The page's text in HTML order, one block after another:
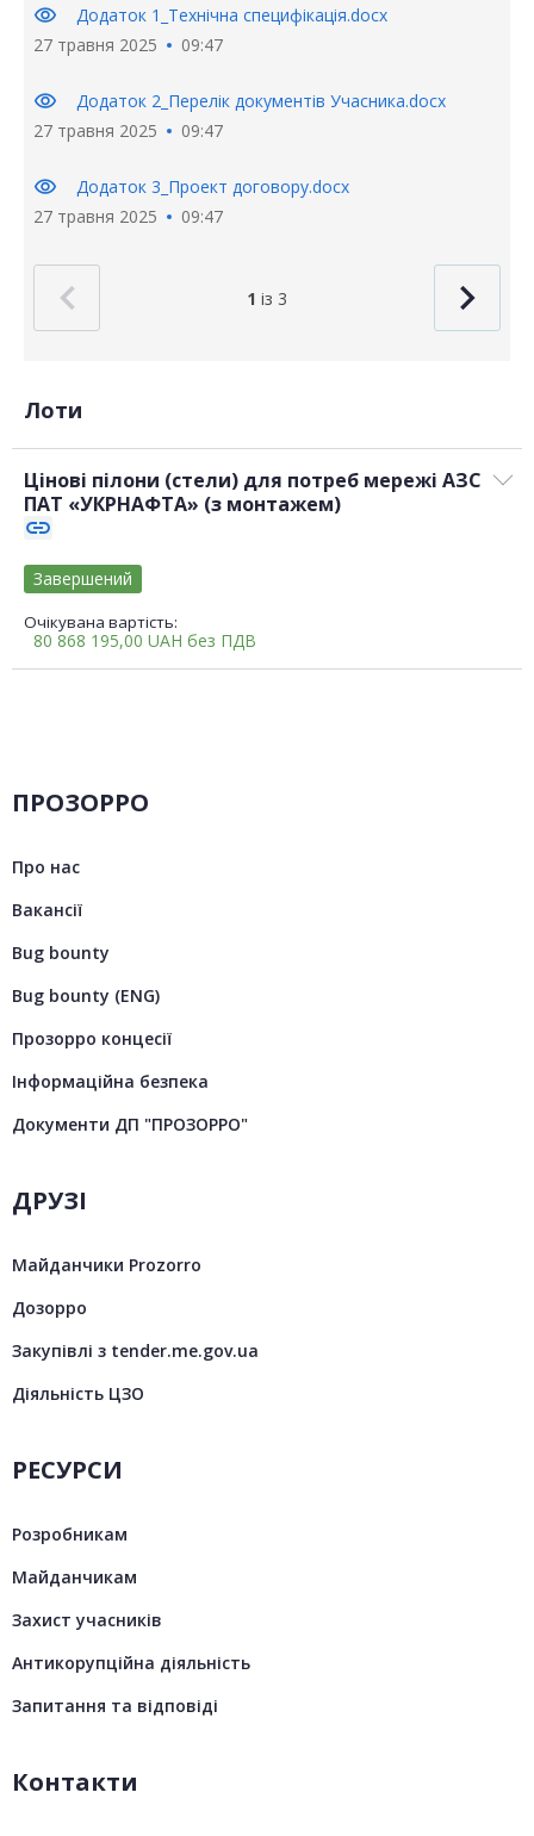
visibility
Додаток 1_Технічна специфікація.docx
27 травня 2025
09:47
visibility
Додаток 2_Перелік документів Учасника.docx
27 травня 2025
09:47
visibility
Додаток 3_Проект договору.docx
27 травня 2025
09:47
1 із 3
Лоти
Цінові пілони (стели) для потреб мережі АЗС
ПАТ «УКРНАФТА» (з монтажем)
link
Очікувана вартість:
80 868 195,00 UAH без ПДВ
Завершений
ПРОЗОРРО
Про нас
Вакансії
Bug bounty
Bug bounty (ENG)
Прозорро концесії
Інформаційна безпека
Документи ДП "ПРОЗОРРО"
ДРУЗІ
Майданчики Prozorro
Дозорро
Закупівлі з tender.me.gov.ua
Діяльність ЦЗО
РЕСУРСИ
Розробникам
Майданчикам
Захист учасників
Антикорупційна діяльність
Запитання та відповіді
Контакти